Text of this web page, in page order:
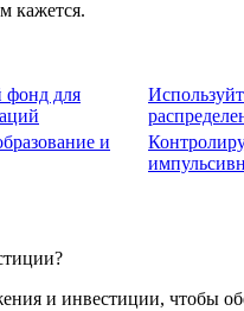
кажется.
фонд для
и
и инвестиции, чтобы